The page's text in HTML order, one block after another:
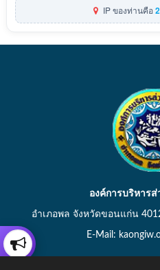
IP ของท่านคือ
องค์การบริหารส่
อำเภอพล จังหวัดขอนแก่น
E-Mail: